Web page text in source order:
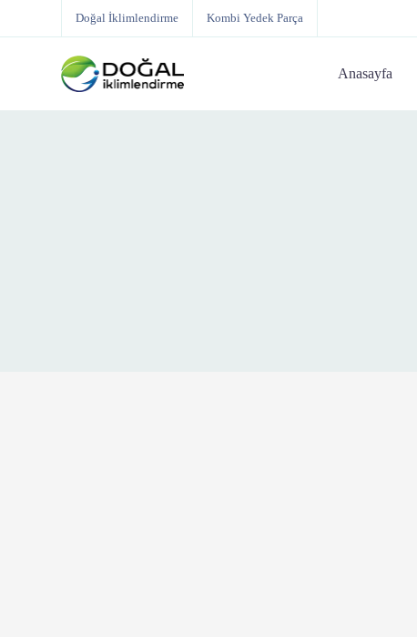
Doğal İklimlendirme Kombi Yedek Parça
Anasayfa